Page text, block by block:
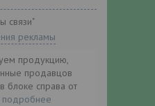
связи"
рекламы
продукцию,
продавцов
блоке справа от
подробнее